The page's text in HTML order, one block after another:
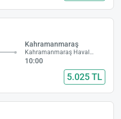
Kahramanmaraş
Kahramanmaraş Havalimanı
10:00
5.025 TL